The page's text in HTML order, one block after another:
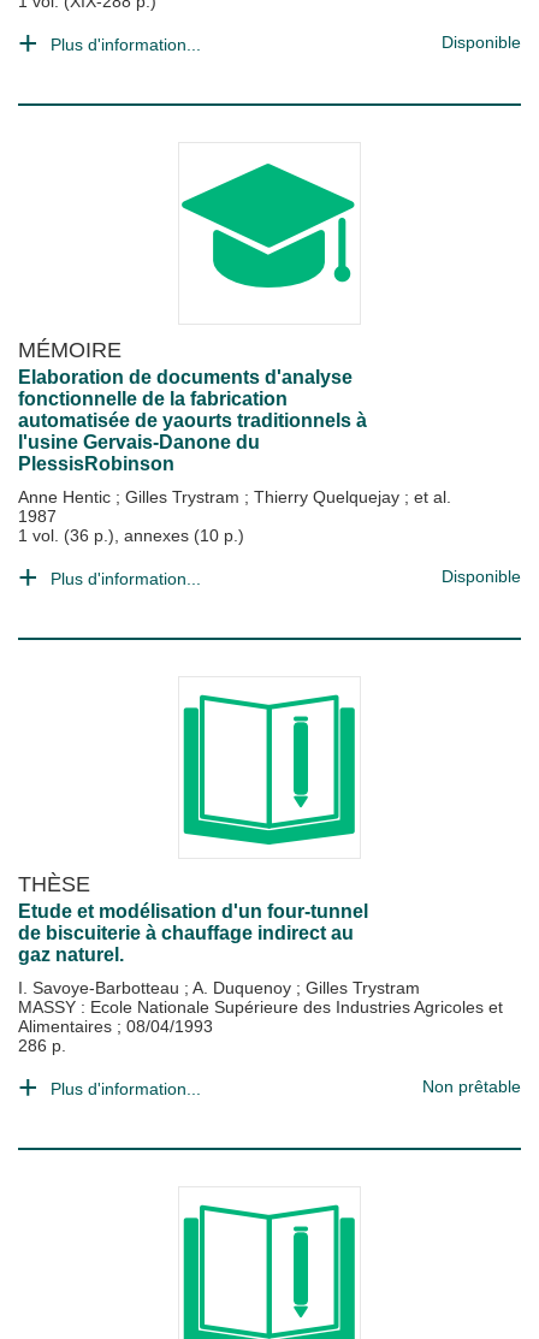
Plus d'information... Disponible
MÉMOIRE
Elaboration de documents d'analyse
fonctionnelle de la fabrication
automatisée de yaourts traditionnels à
l'usine Gervais-Danone du
PlessisRobinson
Anne Hentic ; Gilles Trystram ; Thierry Quelquejay ; et al.
1987
1 vol. (36 p.), annexes (10 p.)
Plus d'information... Disponible
THÈSE
Etude et modélisation d'un four-tunnel
de biscuiterie à chauffage indirect au
gaz naturel.
I. Savoye-Barbotteau ; A. Duquenoy ; Gilles Trystram
MASSY : Ecole Nationale Supérieure des Industries Agricoles et
Alimentaires ; 08/04/1993
286 p.
Plus d'information... Non prêtable